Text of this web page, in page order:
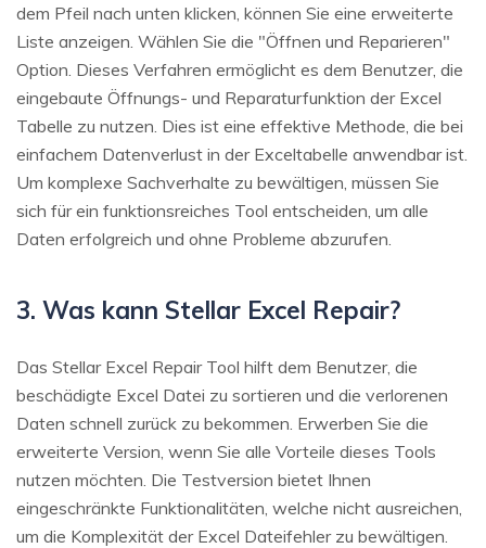
dem Pfeil nach unten klicken, können Sie eine erweiterte
Liste anzeigen. Wählen Sie die "Öffnen und Reparieren"
Option. Dieses Verfahren ermöglicht es dem Benutzer, die
eingebaute Öffnungs- und Reparaturfunktion der Excel
Tabelle zu nutzen. Dies ist eine effektive Methode, die bei
einfachem Datenverlust in der Exceltabelle anwendbar ist.
Um komplexe Sachverhalte zu bewältigen, müssen Sie
sich für ein funktionsreiches Tool entscheiden, um alle
Daten erfolgreich und ohne Probleme abzurufen.
3. Was kann Stellar Excel Repair?
Das Stellar Excel Repair Tool hilft dem Benutzer, die
beschädigte Excel Datei zu sortieren und die verlorenen
Daten schnell zurück zu bekommen. Erwerben Sie die
erweiterte Version, wenn Sie alle Vorteile dieses Tools
nutzen möchten. Die Testversion bietet Ihnen
eingeschränkte Funktionalitäten, welche nicht ausreichen,
um die Komplexität der Excel Dateifehler zu bewältigen.